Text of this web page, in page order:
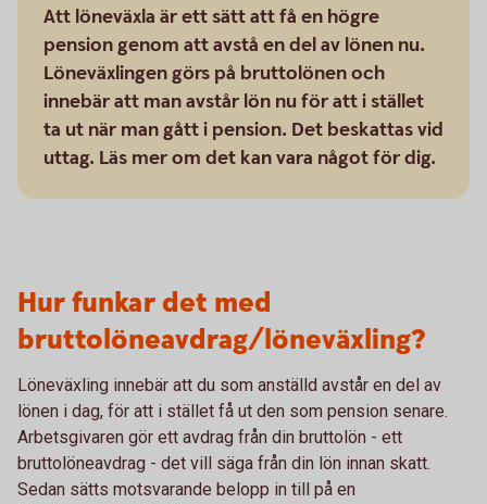
Att löneväxla är ett sätt att få en högre
pension genom att avstå en del av lönen nu.
Löneväxlingen görs på bruttolönen och
innebär att man avstår lön nu för att i stället
ta ut när man gått i pension. Det beskattas vid
uttag. Läs mer om det kan vara något för dig.
Hur funkar det med
bruttolöneavdrag/löneväxling?
Löneväxling innebär att du som anställd avstår en del av
lönen i dag, för att i stället få ut den som pension senare.
Arbetsgivaren gör ett avdrag från din bruttolön - ett
bruttolöneavdrag - det vill säga från din lön innan skatt.
Sedan sätts motsvarande belopp in till på en